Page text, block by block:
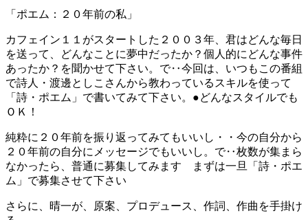
「ポエム：２０年前の私」
カフェイン１１がスタートした２００３年、君はどんな毎日
を送って、どんなことに夢中だったか？個人的にどんな事件
あったか？を聞かせて下さい。で‥今回は、いつもこの番組
で詩人・渡邊としこさんから教わっているスキルを使って
「詩・ポエム」で書いてみて下さい。●どんなスタイルでも
ＯＫ！
純粋に２０年前を振り返ってみてもいいし・・今の自分から
２０年前の自分にメッセージでもいいし。で‥枚数が集まら
なかったら、普通に募集してみます まずは一旦「詩・ポエ
ム」で募集させて下さい
さらに、晴一が、原案、プロデュース、作詞、作曲を手掛け